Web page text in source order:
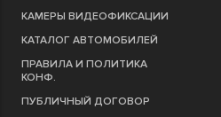
КАМЕРЫ ВИДЕОФИКСАЦИИ
КАТАЛОГ АВТОМОБИЛЕЙ
ПРАВИЛА И ПОЛИТИКА
КОНФ.
ПУБЛИЧНЫЙ ДОГОВОР